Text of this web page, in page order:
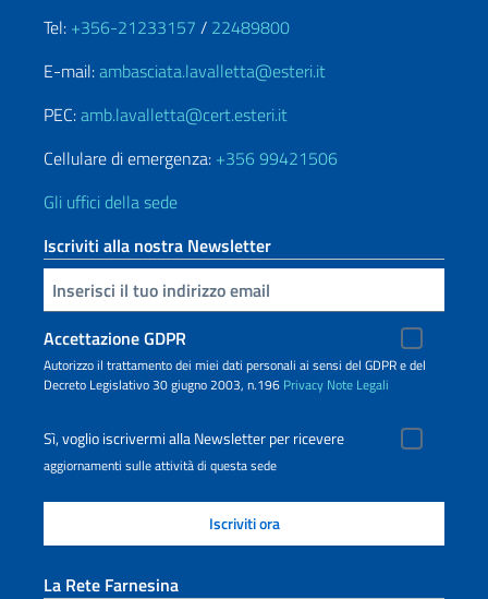
Tel: +356-21233157 / 22489800
E-mail:ambasciata.lavalletta@esteri.it
PEC:amb.lavalletta@cert.esteri.it
Cellulare di emergenza: +356 99421506
Gli uffici della sede
Iscriviti alla nostra Newsletter
Inserisci la tua email
Accettazione GDPR
Autorizzo il trattamento dei miei dati personali ai sensi del GDPR e del
Decreto Legislativo 30 giugno 2003, n.196 Privacy Note Legali
Sì, voglio iscrivermi alla Newsletter per ricevere
aggiornamenti sulle attività di questa sede
La Rete Farnesina